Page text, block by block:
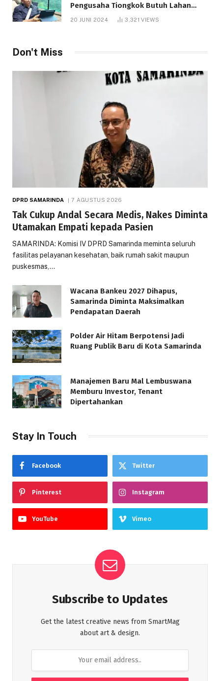
Pengusaha Tiongkok Butuh Lahan
1.000 Hektare
20 JUNI 2024 3,321VIEWS
Don't Miss
DPRD SAMARINDA 7 AGUSTUS 2026
Tak Cukup Andal Secara Medis, Nakes Diminta
Utamakan Empati kepada Pasien
SAMARINDA: Komisi IV DPRD Samarinda meminta seluruh
fasilitas pelayanan kesehatan, baik rumah sakit maupun
puskesmas,…
Wacana Bankeu 2027 Dihapus,
Samarinda Diminta Maksimalkan
Pendapatan Daerah
Polder Air Hitam Berpotensi Jadi
Ruang Publik Baru di Kota Samarinda
Manajemen Baru Mal Lembuswana
Memburu Investor, Tenant
Dipertahankan
Stay In Touch
Facebook Twitter
Pinterest Instagram
YouTube Vimeo
Subscribe to Updates
Get the latest creative news from SmartMag
about art & design.